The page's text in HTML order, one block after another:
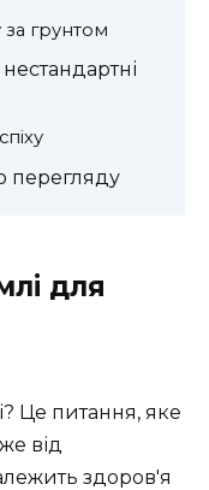
грунтом
перегляду
для
Це питання, яке
від
здоров'я